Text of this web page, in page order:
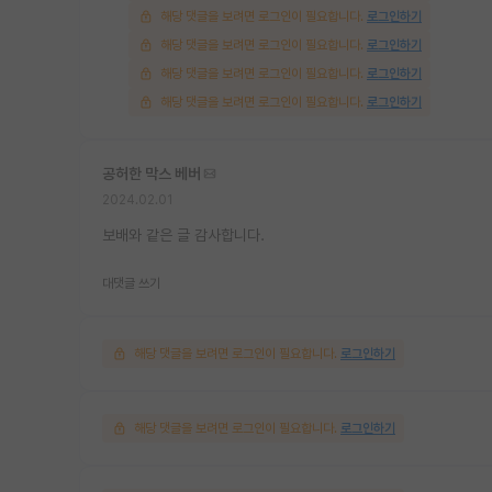
해당 댓글을 보려면 로그인이 필요합니다. 로그인하기
해당 댓글을 보려면 로그인이 필요합니다. 로그인하기
해당 댓글을 보려면 로그인이 필요합니다. 로그인하기
해당 댓글을 보려면 로그인이 필요합니다. 로그인하기
공허한 막스 베버
보배와 같은 글 감사합니다.
대댓글 쓰기
해당 댓글을 보려면 로그인이 필요합니다. 로그인하기
해당 댓글을 보려면 로그인이 필요합니다. 로그인하기